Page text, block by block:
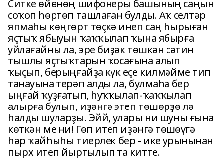
Ситке өйөнөң шифонеры башының саңын
соҡоп һөртөп ташлаған булды. Аҡ селтәр
япмаһы көңгөрт төҫкә инеп саң һырыған
яҫтыҡ ябыуын ҡаҡҡылап ҡына ябырға
уйлағайны ла, эре биҙәк төшкән сәтин
тышлы яҫтыҡтарын ҡосағына алып
ҡыҫып, берыңғайҙа күк еҫе килмәйме тип
танауына терәп алды ла, булмаһа бер
ыңғай ҡуҙғатып, һуҡҡылап-ҡаҡҡылап
алырға булып, иҙәнгә этеп төшөрҙө лә
һалды шуларҙы. Эйй, улары ни шуны ғына
көткән ме ни! Гөп итеп иҙәнгә төшөүгә
һәр ҡайһыһы тиерлек бер - ике урынынан
пырх итеп йыртылып та китте.